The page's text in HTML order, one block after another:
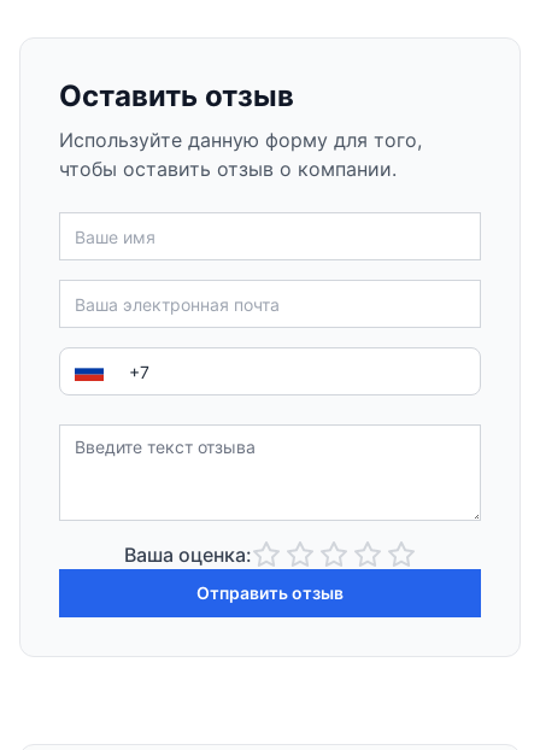
Оставить отзыв
Используйте данную форму для того,
чтобы оставить отзыв о компании.
Ваша оценка:
Отправить отзыв